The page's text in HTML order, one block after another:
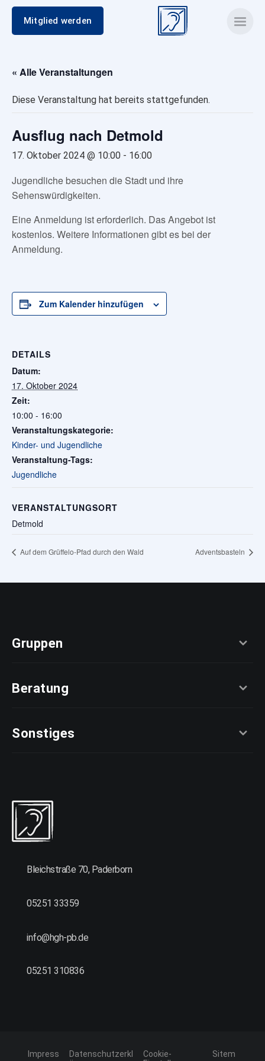
Mitglied werden
« Alle Veranstaltungen
Diese Veranstaltung hat bereits stattgefunden.
Ausflug nach Detmold
17. Oktober 2024 @ 10:00 - 16:00
Jugendliche besuchen die Stadt und ihre
Sehenswürdigkeiten.
Eine Anmeldung ist erforderlich. Das Angebot ist
kostenlos. Weitere Informationen gibt es bei der
Anmeldung.
Zum Kalender hinzufügen
DETAILS
Datum:
17. Oktober 2024
Zeit:
10:00 - 16:00
Veranstaltungskategorie:
Kinder- und Jugendliche
Veranstaltung-Tags:
Jugendliche
VERANSTALTUNGSORT
Detmold
Auf dem Grüffelo-Pfad durch den Wald Adventsbasteln
Gruppen
Beratung
Sonstiges
Bleichstraße 70, Paderborn
05251 33359
info@hgh-pb.de
05251 310836
Impress
Datenschutzerkl
Cookie-
Sitem